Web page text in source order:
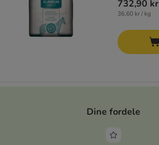
732,90 kr
36,60 kr / kg
Dine fordele